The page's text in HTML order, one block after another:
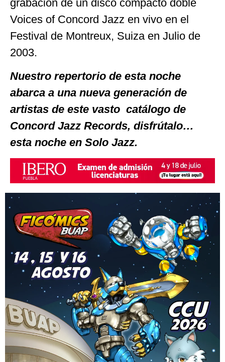
grabación de un disco compacto doble
Voices of Concord Jazz en vivo en el
Festival de Montreux, Suiza en Julio de
2003.
Nuestro repertorio de esta noche
abarca a una nueva generación de
artistas de este vasto catálogo de
Concord Jazz Records, disfrútalo…
esta noche en Solo Jazz.